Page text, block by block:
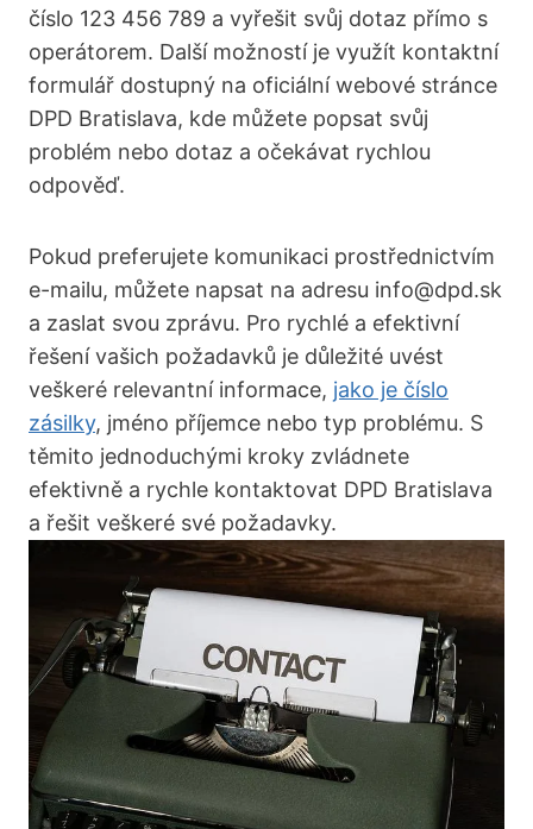
číslo 123 456 789 a vyřešit svůj dotaz přímo s
operátorem. Další možností je využít kontaktní
formulář dostupný na oficiální webové stránce
DPD Bratislava, kde můžete popsat svůj
problém nebo dotaz a očekávat rychlou
odpověď.
Pokud preferujete komunikaci prostřednictvím
e-mailu, můžete napsat na adresu info@dpd.sk
a zaslat svou zprávu. Pro rychlé a efektivní
řešení vašich požadavků je důležité uvést
veškeré relevantní informace, jako je číslo
zásilky, jméno příjemce nebo typ problému. S
těmito jednoduchými kroky zvládnete
efektivně a rychle kontaktovat DPD Bratislava
a řešit veškeré své požadavky.